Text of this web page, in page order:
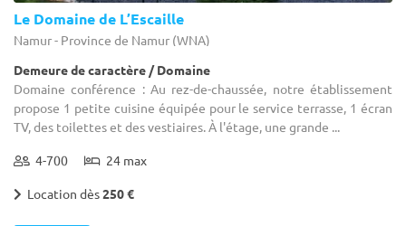
Le Domaine de L’Escaille
Namur - Province de Namur (WNA)
Demeure de caractère / Domaine
Domaine conférence : Au rez-de-chaussée, notre établissement
propose 1 petite cuisine équipée pour le service terrasse, 1 écran
TV, des toilettes et des vestiaires. À l'étage, une grande ...
4-700 24 max
Location dès250 €